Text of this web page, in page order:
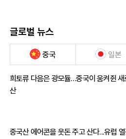
글로벌 뉴스
중국 일본
희토류 다음은 광모듈…중국이 움켜쥔 새
산
중국산 에어콘을 웃돈 주고 산다...유럽 열